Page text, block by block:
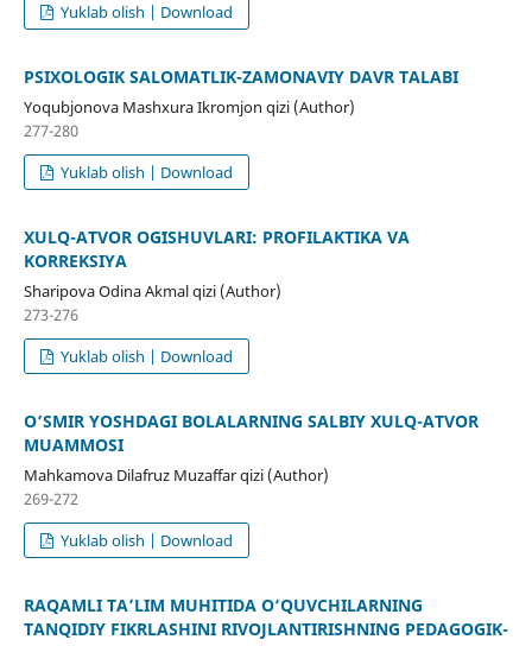
Yuklab olish | Download
PSIXOLOGIK SALOMATLIK-ZAMONAVIY DAVR TALABI
Yoqubjonova Mashxura Ikromjon qizi (Author)
277-280
Yuklab olish | Download
XULQ-ATVOR OGʻISHUVLARI: PROFILAKTIKA VA
KORREKSIYA
Sharipova Odina Akmal qizi (Author)
273-276
Yuklab olish | Download
O’SMIR YOSHDAGI BOLALARNING SALBIY XULQ-ATVOR
MUAMMOSI
Mahkamova Dilafruz Muzaffar qizi (Author)
269-272
Yuklab olish | Download
RAQAMLI TA’LIM MUHITIDA O‘QUVCHILARNING
TANQIDIY FIKRLASHINI RIVOJLANTIRISHNING PEDAGOGIK-